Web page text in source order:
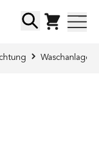
Suche
Waschanlagen